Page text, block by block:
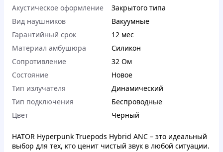
Акустическое оформление
Закрытого типа
Вид наушников
Вакуумные
Гарантийный срок
12 мес
Материал амбушюра
Силикон
Сопротивление
32 Ом
Состояние
Новое
Тип излучателя
Динамический
Тип подключения
Беспроводные
Цвет
Черный
HATOR Hyperpunk Truepods Hybrid ANC – это идеальный
выбор для тех, кто ценит чистый звук в любой ситуации.